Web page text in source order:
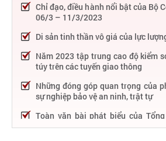
Chỉ đạo, điều hành nổi bật của Bộ
06/3 – 11/3/2023
Di sản tinh thần vô giá của lực
Năm 2023 tập trung cao độ kiểm
túy trên các tuyến giao thông
Những đóng góp quan trọng của
sự nghiệp bảo vệ an ninh, trật tự
Toàn văn bài phát biểu của
Trọng tại Lễ kỷ niệm 75 năm Công